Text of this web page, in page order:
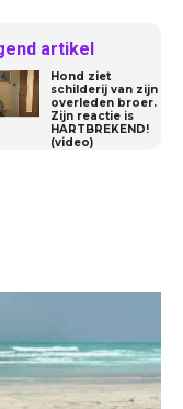
artikel
Hond ziet
schilderij van zijn
overleden broer.
Zijn reactie is
HARTBREKEND!
(video)